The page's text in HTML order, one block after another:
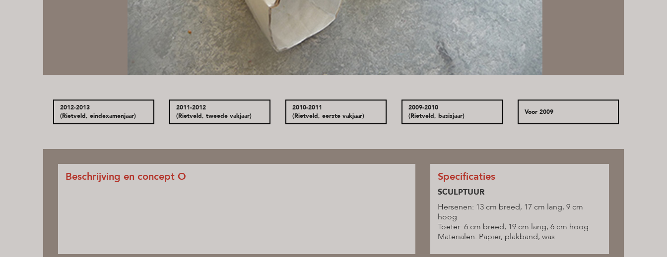
2012-2013
(Rietveld, eindexamenjaar)
2011-2012
(Rietveld, tweede vakjaar)
2010-2011
(Rietveld, eerste vakjaar)
2009-2010
(Rietveld, basisjaar)
Voor 2009
Beschrijving en concept O Specificaties
SCULPTUUR
Hersenen: 13 cm breed, 17 cm lang, 9 cm
hoog
Toeter: 6 cm breed, 19 cm lang, 6 cm hoog
Materialen: Papier, plakband, was